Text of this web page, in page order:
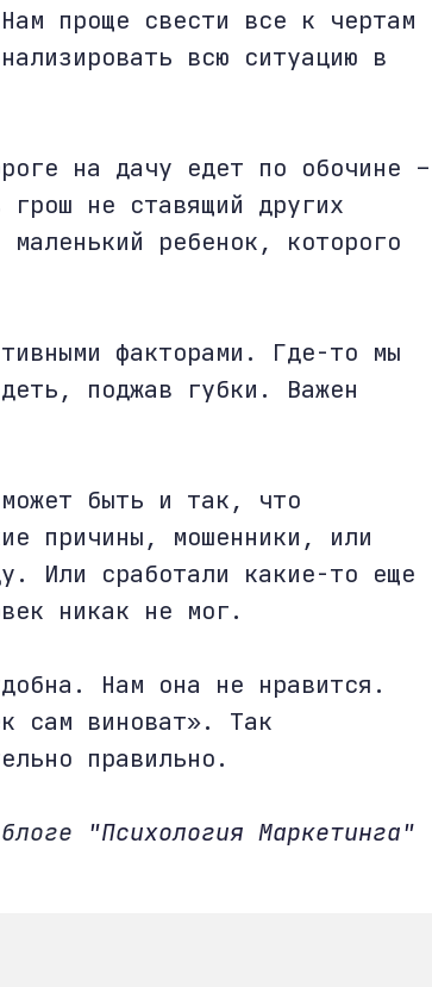
проще свести все к чертам
всю ситуацию в
на дачу едет по обочине –
не ставящий других
ребенок, которого
факторами. Где-то мы
поджав губки. Важен
быть и так, что
причины, мошенники, или
Или сработали какие-то еще
никак не мог.
Нам она не нравится.
сам виноват». Так
правильно.
"Психология Маркетинга"